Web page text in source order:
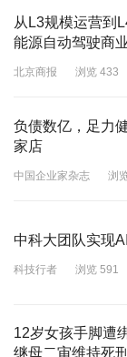
从L3规模运营到
能源自动驾驶商
北京商报 浏览 433
负债数亿，足力
家店
中国企业家杂志 浏
中科大团队实现
科技行者 浏览 591
12岁女孩手脚遭
继母二审维持死刑